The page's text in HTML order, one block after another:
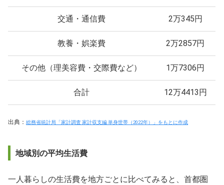
交通・通信費 2万345円
教養・娯楽費 2万2857円
その他（理美容費・交際費など） 1万7306円
合計 12万4413円
出典：総務省統計局「家計調査 家計収支編 単身世帯（2022年）」をもとに作成
地域別の平均生活費
一人暮らしの生活費を地方ごとに比べてみると、首都圏